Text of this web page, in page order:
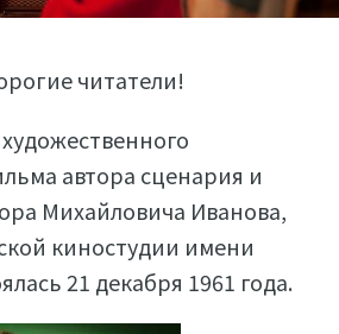
читатели!
автора сценария и
Михайловича Иванова,
киностудии имени
21 декабря 1961 года.